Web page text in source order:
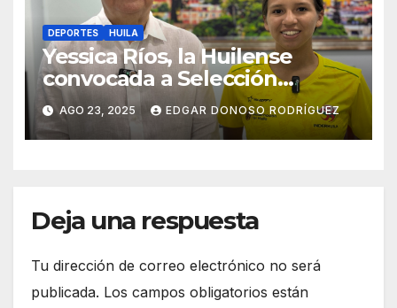
DEPORTES HUILA
Yessica Ríos, la Huilense
convocada a Selección
Colombia Sub 15.
AGO 23, 2025 EDGAR DONOSO RODRÍGUEZ
Deja una respuesta
Tu dirección de correo electrónico no será
publicada. Los campos obligatorios están